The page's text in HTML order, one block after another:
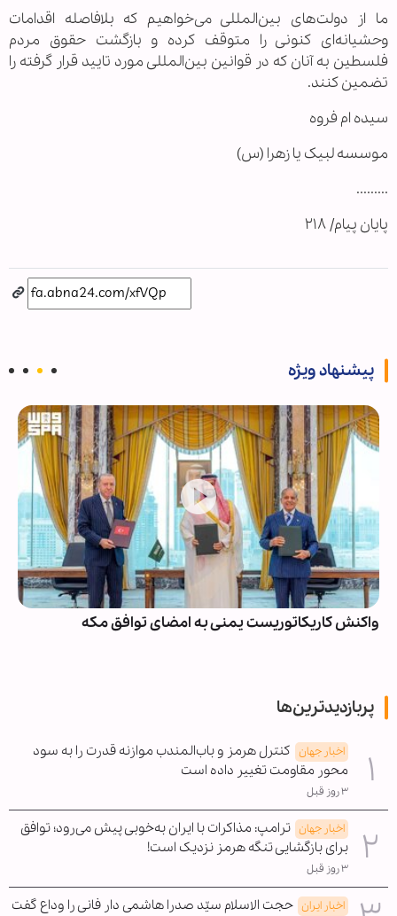
ما از دولت‌های بین‌المللی می‌خواهیم که بلافاصله اقدامات
وحشیانه‌ای کنونی را متوقف کرده و بازگشت حقوق مردم
فلسطین به آنان که در قوانین بین‌المللی مورد تایید قرار گرفته را
تضمین کنند.
سیده ام فروه
موسسه لبیک یا زهرا (س)
.........
پایان پیام/ ۲۱۸
پیشنهاد ویژه
واکنش کاریکاتوریست یمنی به امضای توافق مکه
پربازدیدترین‌ها
اخبار جهان کنترل هرمز و باب‌المندب موازنه قدرت را به سود
محور مقاومت تغییر داده است
۳ روز قبل
اخبار جهان ترامپ: مذاکرات با ایران به‌خوبی پیش می‌رود؛ توافق
برای بازگشایی تنگه هرمز نزدیک است!
۳ روز قبل
اخبار ایران حجت الاسلام سیّد صدرا هاشمی دار فانی را وداع گفت